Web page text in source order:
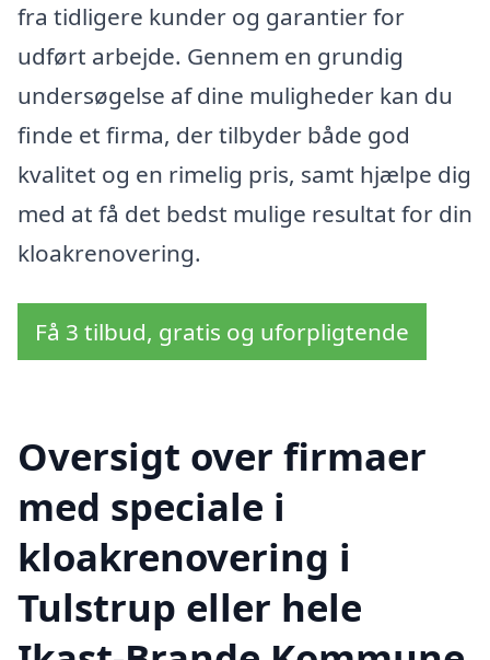
fra tidligere kunder og garantier for
udført arbejde. Gennem en grundig
undersøgelse af dine muligheder kan du
finde et firma, der tilbyder både god
kvalitet og en rimelig pris, samt hjælpe dig
med at få det bedst mulige resultat for din
kloakrenovering.
Få 3 tilbud, gratis og uforpligtende
Oversigt over firmaer
med speciale i
kloakrenovering i
Tulstrup eller hele